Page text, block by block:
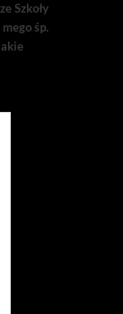
Szkoły
śp.